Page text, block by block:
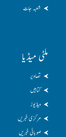
شعبہ جات
ملٹی میڈیا
تصاویر
کتابیں
ویڈیوز
مرکزی خبریں
صوبائی خبریں